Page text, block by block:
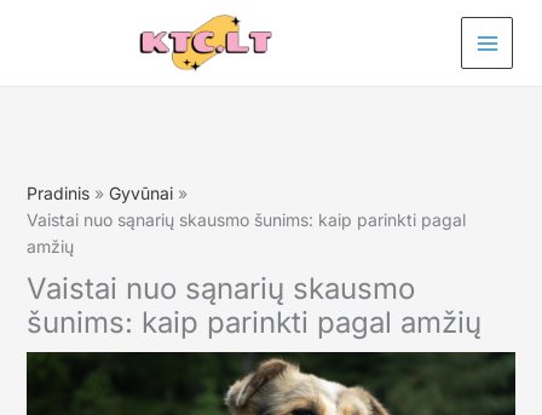
Pradinis
Gyvūnai
Vaistai nuo sąnarių skausmo šunims: kaip parinkti pagal
amžių
Vaistai nuo sąnarių skausmo
šunims: kaip parinkti pagal amžių